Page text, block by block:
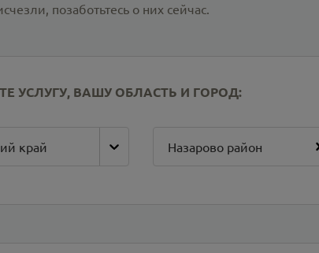
позаботьтесь о них сейчас.
УСЛУГУ, ВАШУ ОБЛАСТЬ И ГОРОД:
край Назарово район